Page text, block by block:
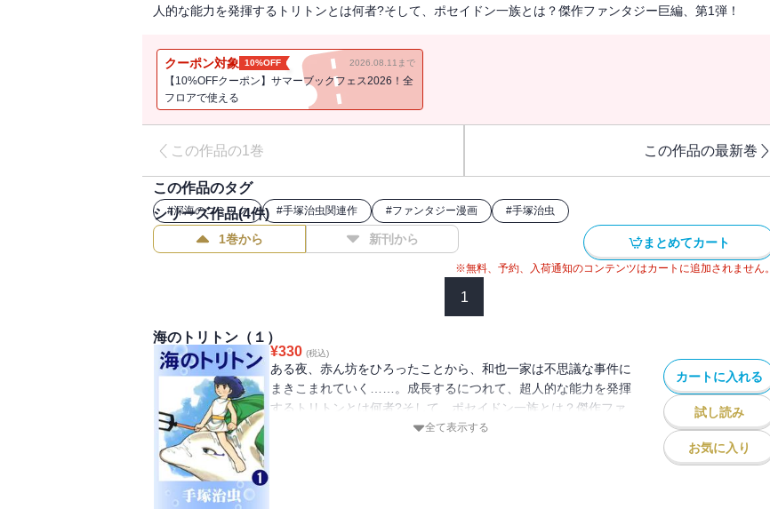
人的な能力を発揮するトリトンとは何者?そして、ポセイドン一族とは？傑作ファンタジー巨編、第1弾！
クーポン対象 10%OFF 2026.08.11まで
【10%OFFクーポン】サマーブックフェス2026！全
フロアで使える
この作品の1巻 この作品の最新巻
この作品のタグ
#深海のコミック #手塚治虫関連作 #ファンタジー漫画 #手塚治虫
シリーズ作品(4件)
1巻から 新刊から まとめてカート
※無料、予約、入荷通知のコンテンツはカートに追加されません。
1
海のトリトン（１）
¥330 (税込)
ある夜、赤ん坊をひろったことから、和也一家は不思議な事件に
まきこまれていく……。成長するにつれて、超人的な能力を発揮
するトリトンとは何者?そして、ポセイドン一族とは？傑作ファ
全て表示する
カートに入れる
試し読み
お気に入り